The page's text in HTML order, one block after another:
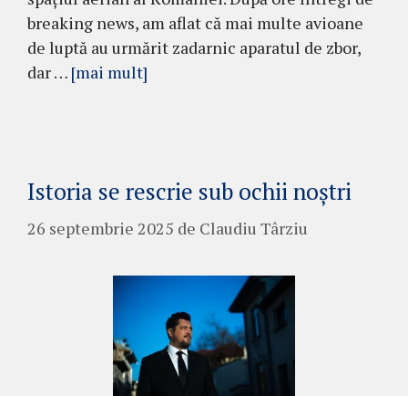
breaking news, am aflat că mai multe avioane
de luptă au urmărit zadarnic aparatul de zbor,
dar … [mai mult]
Istoria se rescrie sub ochii noștri
26 septembrie 2025 de Claudiu Târziu